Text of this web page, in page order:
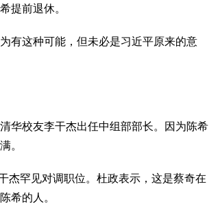
提前退休。
有这种可能，但未必是习近平原来的意
华校友李干杰出任中组部部长。因为陈希
。
杰罕见对调职位。杜政表示，这是蔡奇在
希的人。